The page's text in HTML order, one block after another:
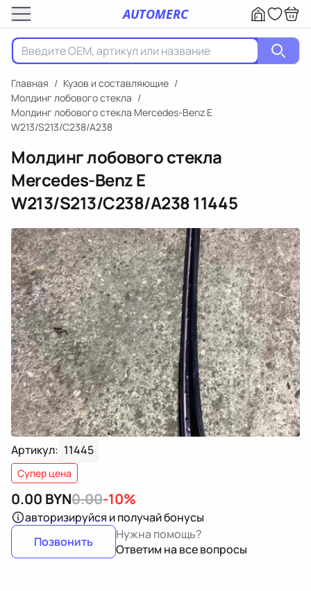
AUTOMERC
Главная / Кузов и составляющие /
Молдинг лобового стекла /
Молдинг лобового стекла Mercedes-Benz E
W213/S213/C238/A238
Молдинг лобового стекла
Mercedes-Benz E
W213/S213/C238/A23811445
Артикул: 11445
Супер цена
0.00 BYN0.00-10%
авторизируйся и получай бонусы
Позвонить
Нужна помощь?
Ответим на все вопросы